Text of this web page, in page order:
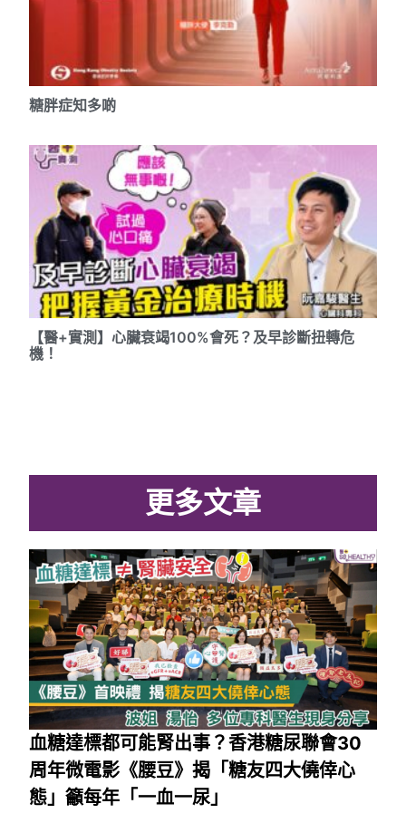
糖胖症知多啲
【醫+實測】心臟衰竭100%會死？及早診斷扭轉危
機！
更多文章
血糖達標都可能腎出事？香港糖尿聯會30
周年微電影《腰豆》揭「糖友四大僥倖心
態」籲每年「一血一尿」